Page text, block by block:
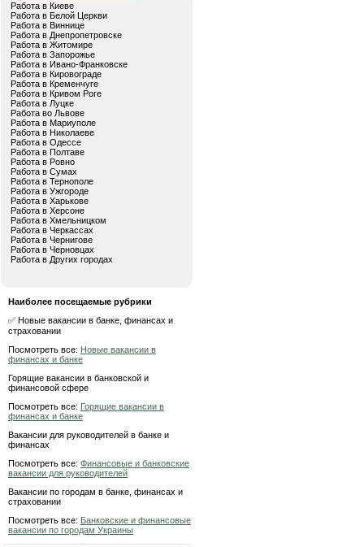
Работа в Киеве
Работа в Белой Церкви
Работа в Виннице
Работа в Днепропетровске
Работа в Житомире
Работа в Запорожье
Работа в Ивано-Франковске
Работа в Кировограде
Работа в Кременчуге
Работа в Кривом Роге
Работа в Луцке
Работа во Львове
Работа в Мариуполе
Работа в Николаеве
Работа в Одессе
Работа в Полтаве
Работа в Ровно
Работа в Сумах
Работа в Тернополе
Работа в Ужгороде
Работа в Харькове
Работа в Херсоне
Работа в Хмельницком
Работа в Черкассах
Работа в Чернигове
Работа в Черновцах
Работа в Других городах
Наиболее посещаемые рубрики
✅ Новые вакансии в банке, финансах и
страховании
Посмотреть все: Новые вакансии в
финансах и банке
Горящие вакансии в банковской и
финансовой сфере
Посмотреть все: Горящие вакансии в
финансах и банке
Вакансии для руководителей в банке и
финансах
Посмотреть все: Финансовые и банковские
вакансии для руководителей
Вакансии по городам в банке, финансах и
страховании
Посмотреть все: Банковские и финансовые
вакансии по городам Украины